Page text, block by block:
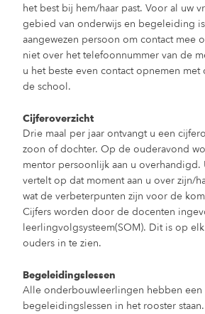
het best bij hem/haar past. Voor al uw
gebied van onderwijs en begeleiding
aangewezen persoon om contact mee
niet over het telefoonnummer van de
u het beste even contact opnemen met
de school.
Cijferoverzicht
Drie maal per jaar ontvangt u een
zoon of dochter. Op de ouderavond
mentor persoonlijk aan u
vertelt op dat moment aan u over zijn/
wat de verbeterpunten zijn voor de
Cijfers worden door de docenten
leerlingvolgsysteem(SOM). Dit is op
ouders in te zien.
Begeleidingslessen
Alle onderbouwleerlingen hebben een
begeleidingslessen in het rooster